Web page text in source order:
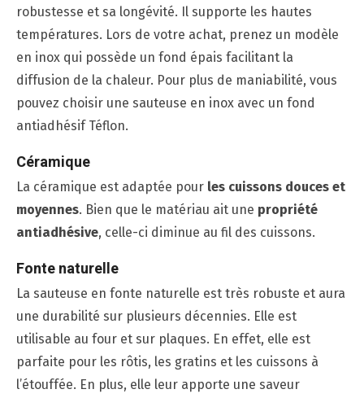
robustesse et sa longévité. Il supporte les hautes
températures. Lors de votre achat, prenez un modèle
en inox qui possède un fond épais facilitant la
diffusion de la chaleur. Pour plus de maniabilité, vous
pouvez choisir une sauteuse en inox avec un fond
antiadhésif Téflon.
Céramique
La céramique est adaptée pour les cuissons douces et
moyennes. Bien que le matériau ait une propriété
antiadhésive, celle-ci diminue au fil des cuissons.
Fonte naturelle
La sauteuse en fonte naturelle est très robuste et aura
une durabilité sur plusieurs décennies. Elle est
utilisable au four et sur plaques. En effet, elle est
parfaite pour les rôtis, les gratins et les cuissons à
l’étouffée. En plus, elle leur apporte une saveur